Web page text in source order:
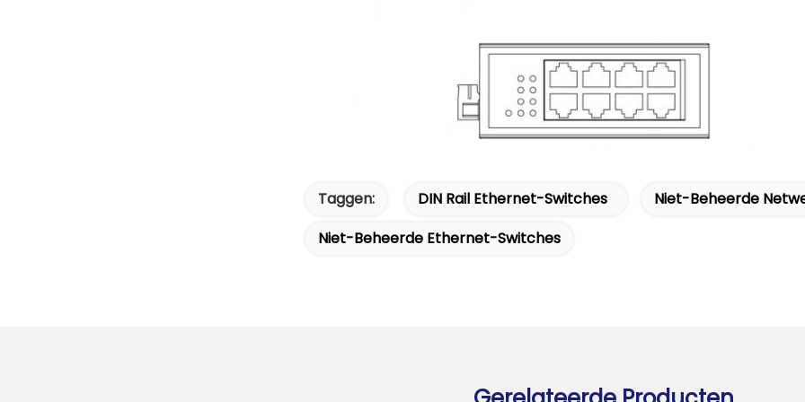
Taggen: DIN Rail Ethernet-Switches
Niet-Beheerde
Niet-Beheerde Ethernet-Switches